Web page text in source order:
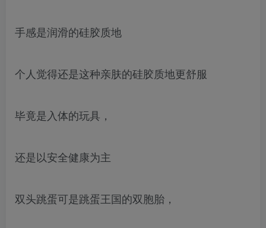
手感是润滑的硅胶质地
个人觉得还是这种亲肤的硅胶质地更舒服
毕竟是入体的玩具，
还是以安全健康为主
双头跳蛋可是跳蛋王国的双胞胎，